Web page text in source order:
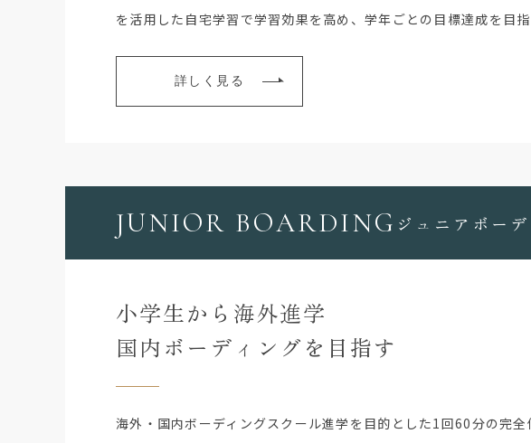
を活用した自宅学習で学習効果を高め、学年ごとの目標達成を目指
詳しく見る
JUNIOR BOARDING ジュニアボー
小学生から海外進学
国内ボーディングを目指す
海外・国内ボーディングスクール進学を目的とした1回60分の完全